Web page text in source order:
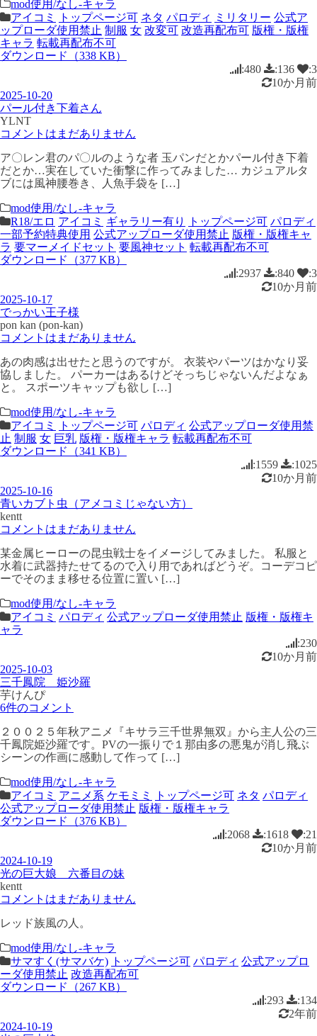
mod使用/なし-キャラ
アイコミ
トップページ可 ネタ パロディ ミリタリー 公式ア
ップローダ使用禁止 制服 女 改変可 改造再配布可 版権・版権
キャラ 転載再配布不可
ダウンロード（338 KB）
:480
:136
:3
10か月前
2025-10-20
パール付き下着さん
YLNT
コメントはまだありません
ア〇レン君のパ〇ルのような者 玉パンだとかパール付き下着
だとか…実在していた衝撃に作ってみました… カジュアルタ
ブには風神腰巻き、人魚手袋を […]
mod使用/なし-キャラ
R18/エロ アイコミ ギャラリー有り トップページ可 パロディ
一部予約特典使用 公式アップローダ使用禁止 版権・版権キャ
ラ 要マーメイドセット 要風神セット 転載再配布不可
ダウンロード（377 KB）
:2937
:840
:3
10か月前
2025-10-17
でっかい王子様
pon kan (pon-kan)
コメントはまだありません
あの肉感は出せたと思うのですが。 衣装やパーツはかなり妥
協しました。 パーカーはあるけどそっちじゃないんだよなぁ
と。 スポーツキャップも欲し […]
mod使用/なし-キャラ
アイコミ
トップページ可 パロディ 公式アップローダ使用禁
止 制服 女 巨乳 版権・版権キャラ 転載再配布不可
ダウンロード（341 KB）
:1559
:1025
10か月前
2025-10-16
青いカブト虫（アメコミじゃない方）
kentt
コメントはまだありません
某金属ヒーローの昆虫戦士をイメージしてみました。 私服と
水着に武器持たせてるので入り用であればどうぞ。コーデコピ
ーでそのまま移せる位置に置い […]
mod使用/なし-キャラ
アイコミ パロディ 公式アップローダ使用禁止 版権・版権キ
ャラ
:230
10か月前
2025-10-03
三千鳳院 姫沙羅
芋けんぴ
6件のコメント
２００２５年秋アニメ『キサラ三千世界無双』から主人公の三
千鳳院姫沙羅です。PVの一振りで１那由多の悪鬼が消し飛ぶ
シーンの作画に感動して作って […]
mod使用/なし-キャラ
アイコミ アニメ系 ケモミミ トップページ可 ネタ パロディ
公式アップローダ使用禁止 版権・版権キャラ
ダウンロード（376 KB）
:2068
:1618
:21
10か月前
2024-10-19
光の巨大娘 六番目の妹
kentt
コメントはまだありません
レッド族風の人。
mod使用/なし-キャラ
サマすく(サマバケ) トップページ可 パロディ 公式アップロ
ーダ使用禁止 改造再配布可
ダウンロード（267 KB）
:293
:134
2年前
2024-10-19